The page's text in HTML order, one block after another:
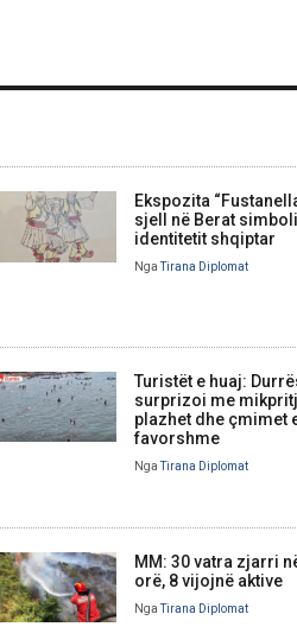
Ekspozita
sjell në Berat
identitetit shqiptar
NgaTirana Diplomat
Turistët e huaj:
surprizoi me
plazhet dhe çmimet
favorshme
NgaTirana Diplomat
MM: 30 vatra zjarri
orë, 8 vijojnë aktive
NgaTirana Diplomat